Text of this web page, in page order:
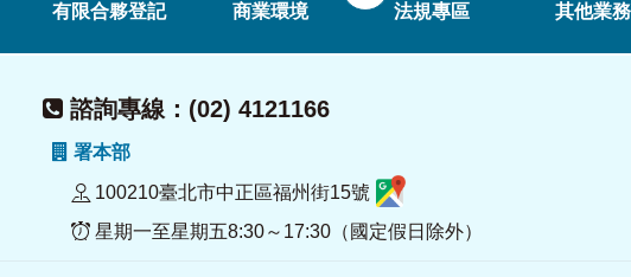
有限合夥登記 商業環境 法規專區 其他業務
諮詢專線：(02) 4121166
署本部
100210臺北市中正區福州街15號
星期一至星期五8:30～17:30（國定假日除外）